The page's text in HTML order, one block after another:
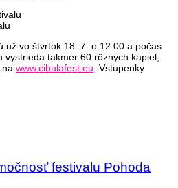
už vo štvrtok 18. 7. o 12.00 a počas
takmer 60 rôznych kapiel,
www.cibulafest.eu . Vstupenky
festivalu Pohoda